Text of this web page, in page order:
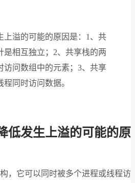
上溢的可能的原因是：1、共
是相互独立；2、共享栈的两
访问数组中的元素；3、共享
同时访问数据。
低发生上溢的可能的原
，它可以同时被多个进程或线程访